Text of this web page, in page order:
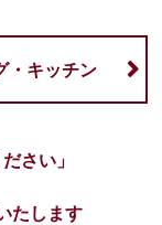
・キッチン
さい」
たします